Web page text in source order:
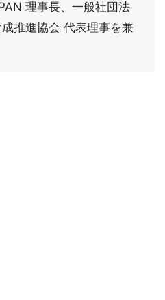
理事長、一般社団法
推進協会 代表理事を兼